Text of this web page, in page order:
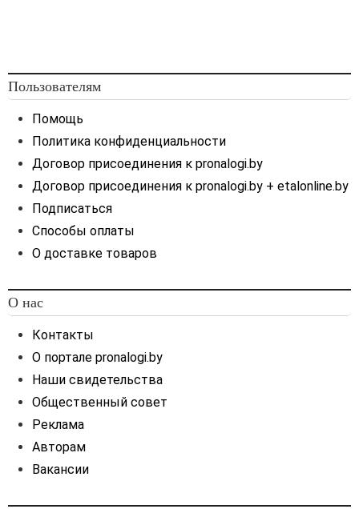
Пользователям
Помощь
Политика конфиденциальности
Договор присоединения к pronalogi.by
Договор присоединения к pronalogi.by + etalonline.by
Подписаться
Способы оплаты
О доставке товаров
О нас
Контакты
О портале pronalogi.by
Наши свидетельства
Общественный совет
Реклама
Авторам
Вакансии